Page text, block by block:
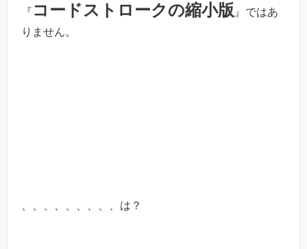
『 コードストロークの縮小版 』ではあ
りません。
、、、、、、、、、は？